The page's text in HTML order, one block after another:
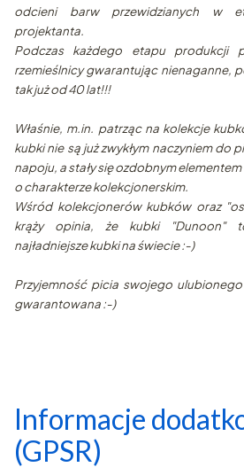
odcieni barw przewidzianych w
projektanta.
Podczas każdego etapu produkcji
rzemieślnicy gwarantując nienaganne,
tak już od 40 lat!!!
Właśnie, m.in. patrząc na kolekcje
kubki nie są już zwykłym naczyniem do
napoju, a stały się ozdobnym
o charakterze kolekcjonerskim.
Wśród kolekcjonerów kubków oraz
krąży opinia, że kubki "Dunoon"
najładniejsze kubki na świecie :-)
Przyjemność picia swojego
gwarantowana :-)
Informacje
(GPSR)